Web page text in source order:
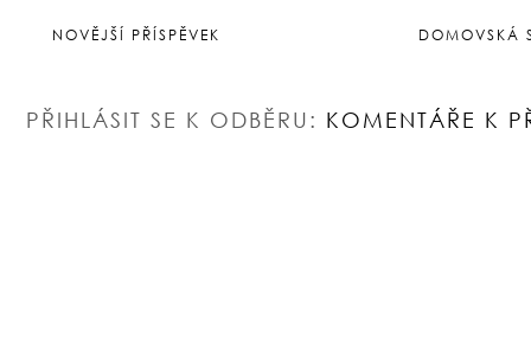
NOVĚJŠÍ PŘÍSPĚVEK DOMOVSKÁ
PŘIHLÁSIT SE K ODBĚRU: KOMENTÁŘE K